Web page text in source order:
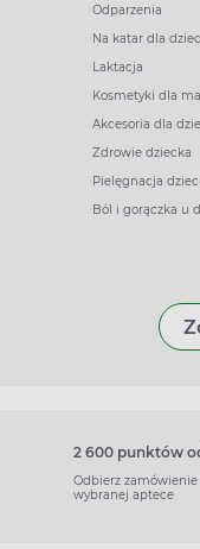
Odparzenia
Na katar dla
Laktacja
Kosmetyki dla
Akcesoria dla
Zdrowie dziecka
Pielęgnacja
Ból i gorączka u
2 600 punktów
Odbierz
wybranej aptece